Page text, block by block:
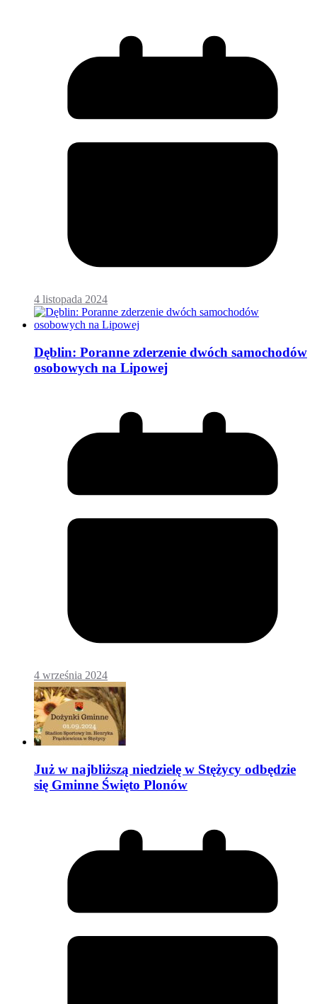
4 listopada 2024
Dęblin: Poranne zderzenie dwóch samochodów
osobowych na Lipowej
4 września 2024
Już w najbliższą niedzielę w Stężycy odbędzie
się Gminne Święto Plonów